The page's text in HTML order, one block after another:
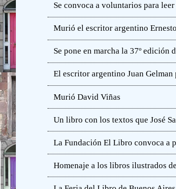
Se convoca a voluntarios para
Murió el escritor argentino
Se pone en marcha la 37º
El escritor argentino Juan
Murió David Viñas
Un libro con los textos que José
La Fundación El Libro convoca a
Homenaje a los libros ilustrados